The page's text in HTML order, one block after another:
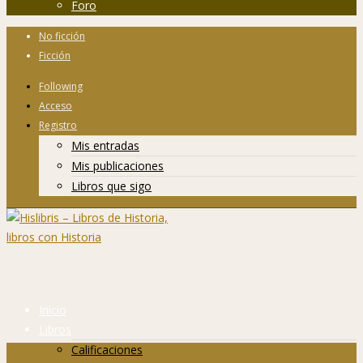
Foro
No ficción
Ficción
Following
Acceso
Registro
Mis entradas
Mis publicaciones
Libros que sigo
Inicio
Libros
Calificaciones